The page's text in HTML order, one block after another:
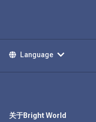
Language
关于Bright World